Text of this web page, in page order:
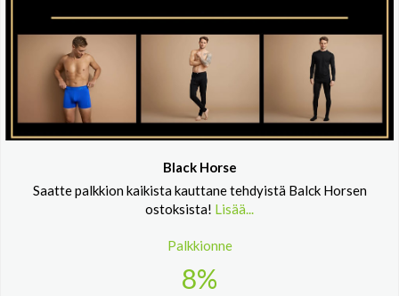
Black Horse
Saatte palkkion kaikista kauttane tehdyistä Balck Horsen
ostoksista! Lisää...
Palkkionne
8%